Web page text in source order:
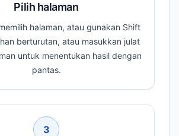
Pilih halaman
halaman, atau gunakan Shift
berturutan, atau masukkan julat
untuk menentukan hasil dengan
pantas.
3